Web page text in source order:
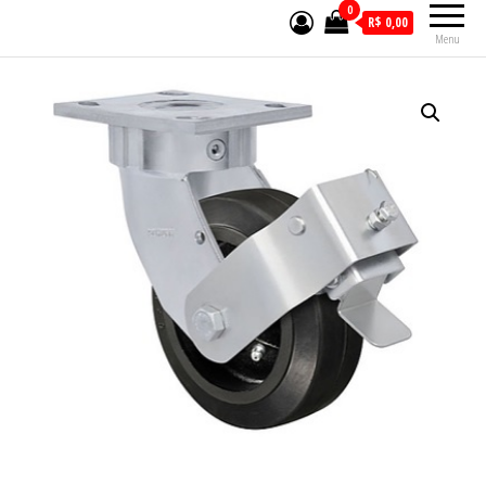
Menu
0
R$ 0,00